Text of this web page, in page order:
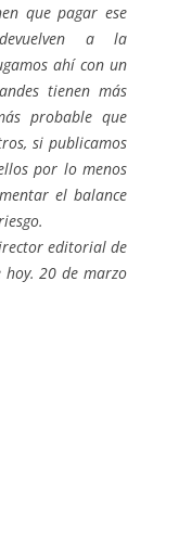
que pagar ese
a la
ahí con un
tienen más
probable que
si publicamos
por lo menos
el balance
editorial de
hoy. 20 de marzo